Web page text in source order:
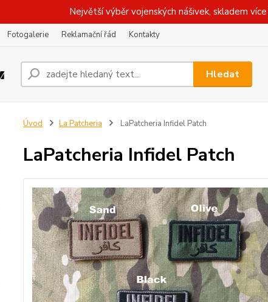
Největší výběr vojenských nášivek, skladem
Fotogalerie Reklamační řád Kontakty
Hledat
Úvod La Patcheria LaPatcheria Infidel Patch
LaPatcheria Infidel Patch